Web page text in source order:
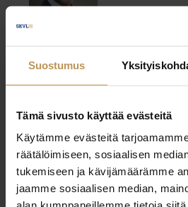
Suostumus
Tämä sivusto käyttää evästeitä
Käytämme evästeitä
räätälöimiseen, sosiaalisen
tukemiseen ja kävijämäärämme
jaamme sosiaalisen median,